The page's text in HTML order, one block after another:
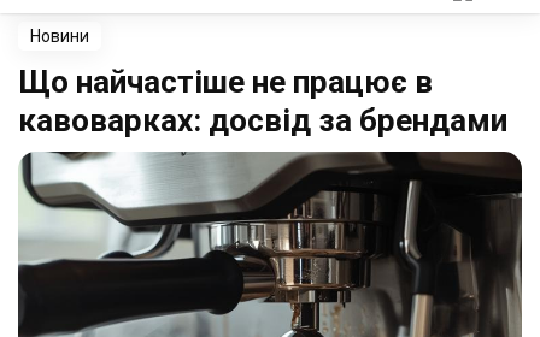
Побутова техніка
Про нас
Доставка і оплата
Інтернет-магазин
Новини
Що найчастіше не працює в
кавоварках: досвід за брендами